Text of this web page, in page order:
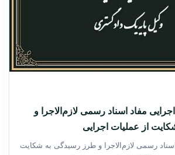
اجرایی مفاد اسناد رسمی لازم‌الاجرا و
از عملیات اجرایی
اسناد رسمی لازم‌الاجرا و طرز رسیدگی به شکایت